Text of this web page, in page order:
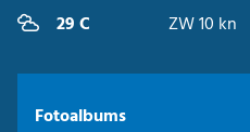
29 C
ZW 10 kn
Fotoalbums